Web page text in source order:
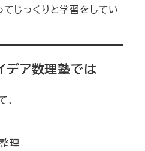
じっくりと学習をしてい
デア数理塾では
理